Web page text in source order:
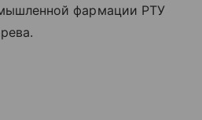
фармации РТУ